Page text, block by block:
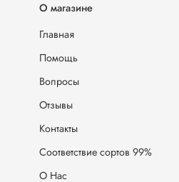
О магазине
Главная
Помощь
Вопросы
Отзывы
Контакты
Соответствие сортов 99%
О Нас